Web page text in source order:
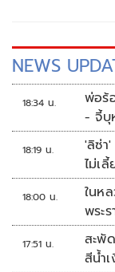
NEWS
18:34 น.
พ่อร้
- จี้บุ
18:19 น.
'ลิซ่า
ไม่เ
18:00 น.
ในห
พระ
รร.เ
17:51 น.
สะพั
สีน้ำ